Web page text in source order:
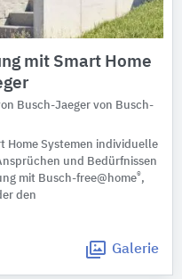
mit Smart Home
Busch-Jaeger von Busch-
Home Systemen individuelle
und Bedürfnissen
mit Busch-free@home®,
den
Galerie